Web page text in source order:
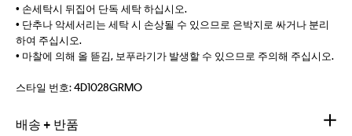
• 손세탁시 뒤집어 단독 세탁 하십시오.
• 단추나 악세서리는 세탁 시 손상될 수 있으므로 은박지로 싸거나 분리
하여 주십시오.
• 마찰에 의해 올 뜯김, 보푸라기가 발생할 수 있으므로 주의해 주십시오.
스타일 번호:4D1028GRMO
배송 + 반품